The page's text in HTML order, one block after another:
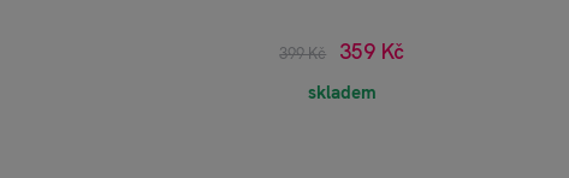
399 Kč 359 Kč
skladem